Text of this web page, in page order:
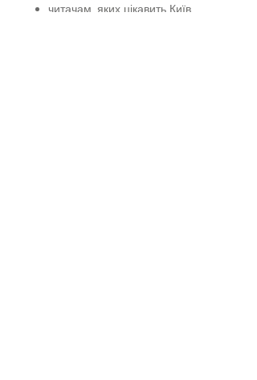
читачам, яких цікавить Київ